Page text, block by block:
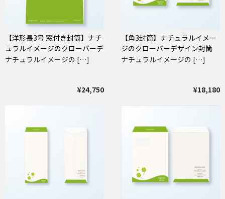
【洋形長3号 窓付き封筒】ナチ
ュラルイメージのクローバーデ
ザイン封筒
ナチュラルイメージの […]
¥24,750
【角3封筒】ナチュラルイメー
ジのクローバーデザイン封筒
ナチュラルイメージの […]
¥18,180